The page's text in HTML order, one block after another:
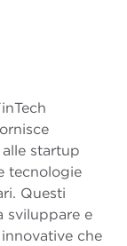
startup
tecnologie
Questi
sviluppare e
che